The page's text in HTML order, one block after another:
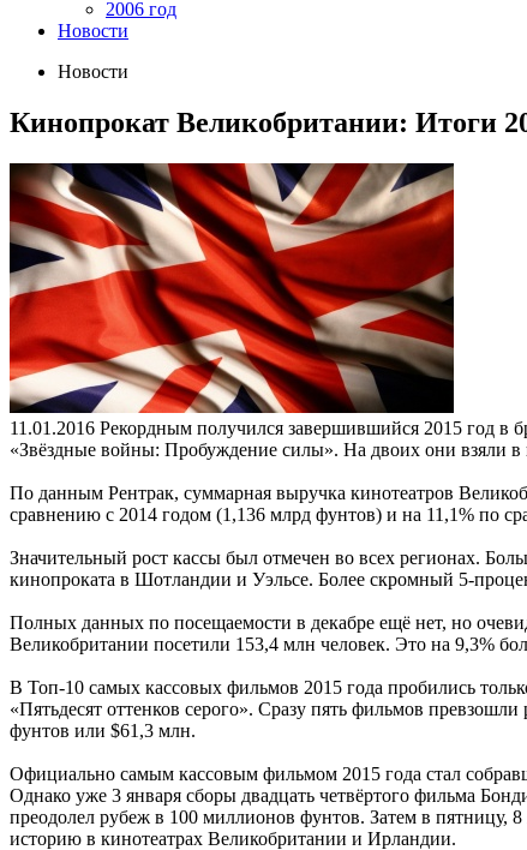
2006 год
Новости
Новости
Кинопрокат Великобритании: Итоги
11.01.2016 Рекордным получился завершившийся 2015 год в
«Звёздные войны: Пробуждение силы». На двоих они взяли
По данным Рентрак, суммарная выручка кинотеатров
сравнению с 2014 годом (1,136 млрд фунтов) и на 11,1% по
Значительный рост кассы был отмечен во всех регионах.
кинопроката в Шотландии и Уэльсе. Более скромный 5-
Полных данных по посещаемости в декабре ещё нет, но
Великобритании посетили 153,4 млн человек. Это на 9,3%
В Топ-10 самых кассовых фильмов 2015 года пробились
«Пятьдесят оттенков серого». Сразу пять фильмов
фунтов или $61,3 млн.
Официально самым кассовым фильмом 2015 года стал
Однако уже 3 января сборы двадцать четвёртого фильма
преодолел рубеж в 100 миллионов фунтов. Затем в пятницу,
историю в кинотеатрах Великобритании и Ирландии.